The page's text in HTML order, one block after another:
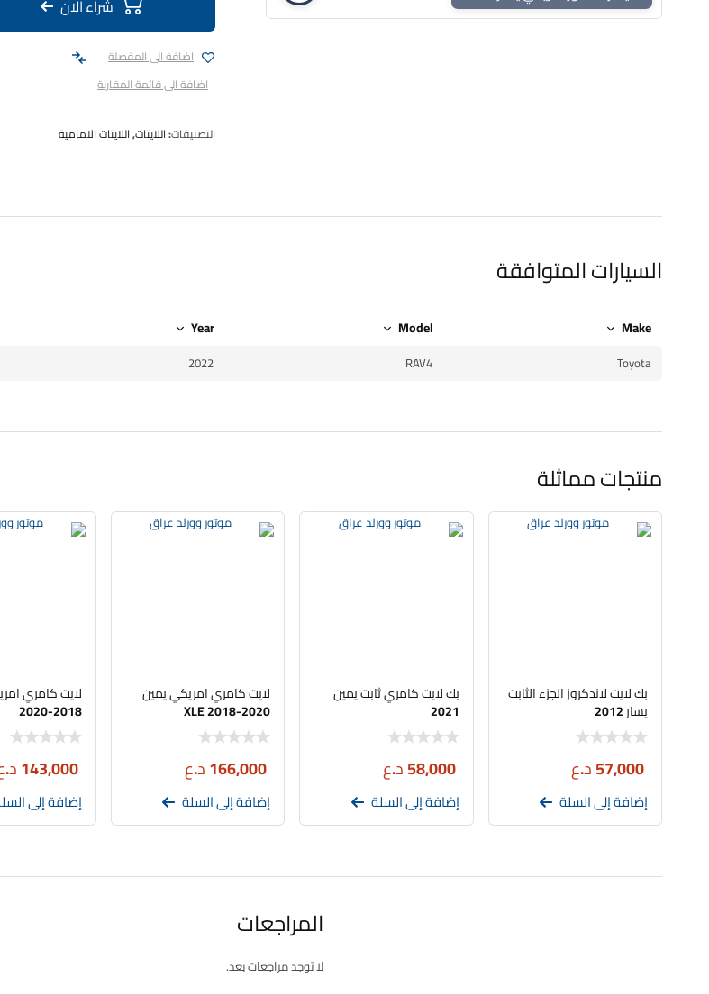
شراء الان
اضافة الى المفضلة
اضافة الى قائمة المقارنة
التصنيفات:اللايتات,اللايتات الامامية
السيارات المتوافقة
Make
Model
Year
Toyota
RAV4
2022
منتجات مماثلة
بك لايت لاندكروز الجزء الثابت
يسار 2012
57,000د.ع
إضافة إلى السلة
بك لايت كامري ثابت يمين
2021
58,000د.ع
إضافة إلى السلة
لايت كامري امريكي يمين
XLE 2018-2020
166,000د.ع
إضافة إلى السلة
لايت كامري
2018-2020
143,000
إضافة إلى
المراجعات
لا توجد مراجعات بعد.